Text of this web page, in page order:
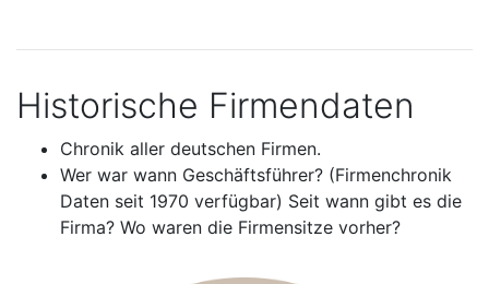
Historische Firmendaten
Chronik aller deutschen Firmen.
Wer war wann Geschäftsführer? (Firmenchronik
Daten seit 1970 verfügbar) Seit wann gibt es die
Firma? Wo waren die Firmensitze vorher?